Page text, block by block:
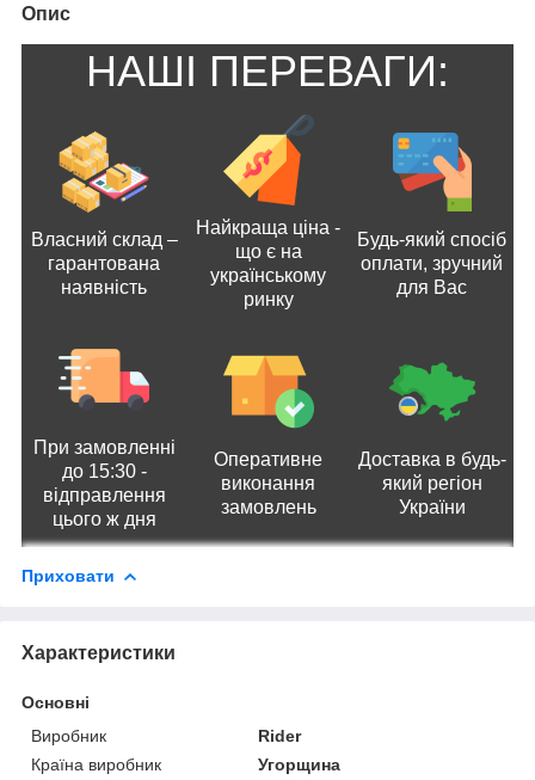
Опис
НАШІ ПЕРЕВАГИ:
Власний склад –
гарантована
наявність
Найкраща ціна -
що є на
українському
ринку
Будь-який спосіб
оплати, зручний
для Вас
При замовленні
до 15:30 -
відправлення
цього ж дня
Оперативне
виконання
замовлень
Доставка в будь-
який регіон
України
Приховати
Характеристики
Основні
Виробник
Rider
Країна виробник
Угорщина